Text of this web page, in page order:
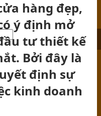
hàng đẹp,
ý định mở
tư thiết kế
Bởi đây là
định sự
kinh doanh